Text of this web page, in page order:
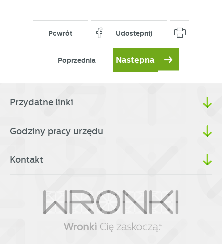
Powrót Udostępnij
Poprzednia Następna
Przydatne linki
Godziny pracy urzędu
Kontakt